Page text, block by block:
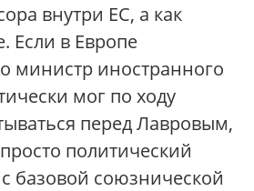
внутри ЕС, а как
Если в Европе
министр иностранного
мог по ходу
перед Лавровым,
политический
базовой союзнической